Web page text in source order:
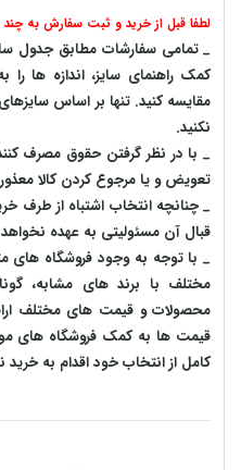
لطفا قبل از خرید و ثبت سفارش به
_ تمامی سفارشات مطابق جدول
کمک راهنمای سایز، اندازه ها
مقایسه کنید. تنها بر اساس
نکنید.
_ با در نظر گرفتن حقوق مصرف
تعویض و یا مرجوع کردن کالا
_ چنانچه انتخاب اشتباه از طرف
قبال آن مسئولیتی به عهده
_ با توجه به‌ وجود فروشگاه های
مختلف با برند های مشابه،
محصولات و قیمت های مختلف
قیمت ها به کمک فروشگاه های
کامل از انتخاب خود اقدام به خرید